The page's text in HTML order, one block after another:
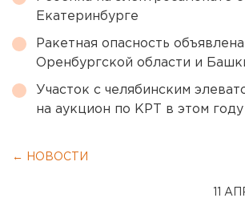
Екатеринбурге
Ракетная опасность
Оренбургской области и
Участок с челябинским
на аукцион по КРТ в этом году
← НОВОСТИ
11